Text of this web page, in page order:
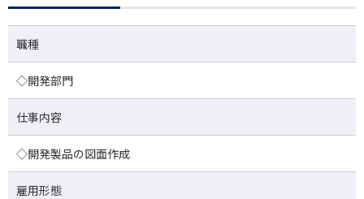
職種
◇開発部門
仕事内容
◇開発製品の図面作成
雇用形態